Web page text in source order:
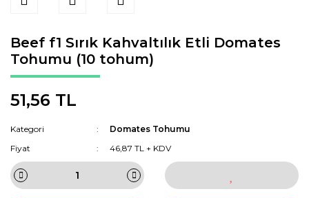
Beef f1 Sırık Kahvaltılık Etli Domates
Tohumu (10 tohum)
51,56 TL
Kategori
Domates Tohumu
Fiyat
46,87 TL + KDV